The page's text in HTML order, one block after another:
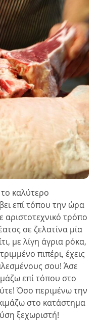
καλύτερο
επί τόπου την ώρα
τρόπο
σε ζελατίνα μία
με λίγη άγρια ρόκα,
πιπέρι, έχεις
σου! Άσε
επί τόπου στο
Όσο περιμένω την
στο κατάστημα
ξεχωριστή!